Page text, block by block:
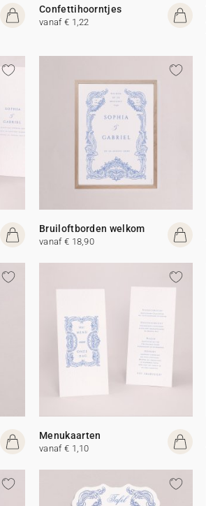
Confettihoorntjes
vanaf € 1,22
Bruiloftborden welkom
vanaf € 18,90
Menukaarten
vanaf € 1,10